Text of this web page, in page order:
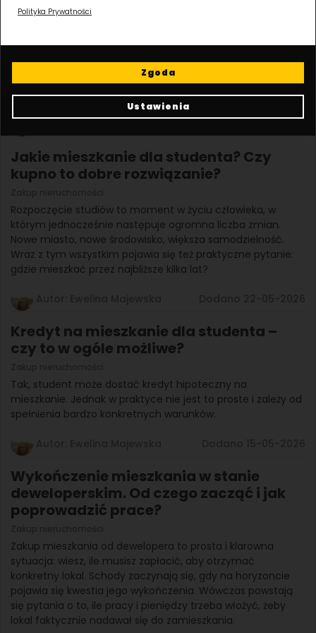
Polityka Prywatności
Ustawienia
Zgoda
Zakup nieruchomości
mieszkania na studia jest warta głębszego przemyślenia. Z
jednej strony masz dużą, stabilną grupę przyszłych
najemców, z drugiej – szeroki wybór lokalizacji, które różnią
się nie tylko ceną, ale też stylem życia i codzienną wygodą.
Jakie mieszkanie dla studenta? Czy
kupno to dobre rozwiązanie?
Rozpoczęcie studiów to moment w życiu człowieka, w
którym jednocześnie następuje ogromna liczba zmian.
Nowe miasto, nowe środowisko, większa samodzielność.
Wraz z tym wszystkim pojawia się też praktyczne pytanie:
gdzie mieszkać przez najbliższe kilka lat?
Kredyt na mieszkanie dla studenta –
czy to w ogóle możliwe?
Tak, student może dostać kredyt hipoteczny na
mieszkanie. Jednak w praktyce nie jest to proste i zależy od
spełnienia bardzo konkretnych warunków.
Wykończenie mieszkania w stanie
deweloperskim. Od czego zacząć i jak
poprowadzić prace?
Zakup mieszkania od dewelopera to prosta i klarowna
sytuacja: wiesz, ile musisz zapłacić, aby otrzymać
konkretny lokal. Schody zaczynają się, gdy na horyzoncie
pojawia się kwestia jego wykończenia. Wówczas powstają
się pytania o to, ile pracy i pieniędzy trzeba włożyć, żeby
lokal faktycznie nadawał się do zamieszkania.